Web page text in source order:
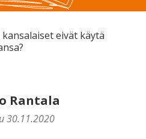
eivät käytä
Rantala
30.11.2020